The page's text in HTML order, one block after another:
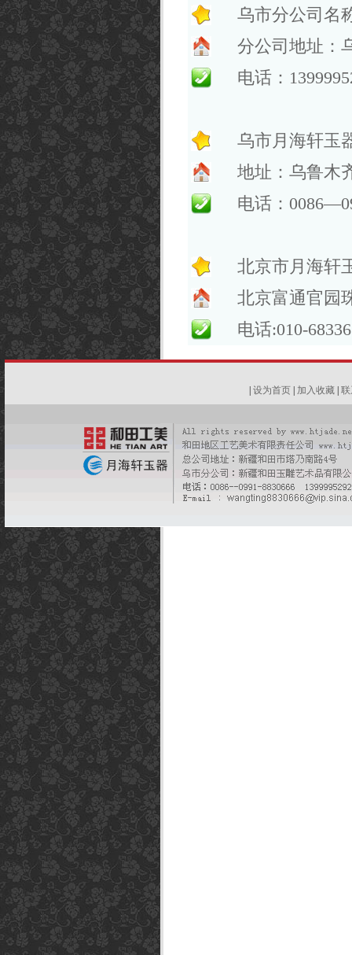
乌市分公司名
分公司地址：
电话：
乌市月海轩玉
地址：乌鲁木
电话：
北京市月海轩
北京富通官园
电话:010-
设为首页 加入收藏